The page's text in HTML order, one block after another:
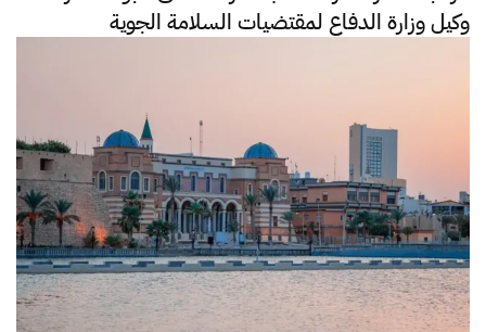
وكيل وزارة الدفاع لمقتضيات السلامة الجوية